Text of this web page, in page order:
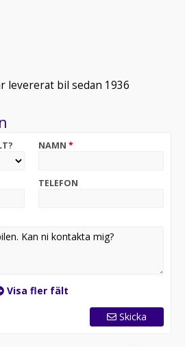
levererat bil sedan 1936
NAMN *
TELEFON
Visa fler fält
Skicka